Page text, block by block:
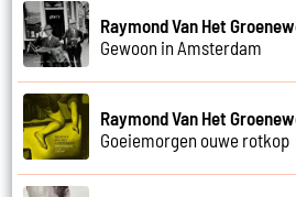
Raymond Van Het
Gewoon in Amsterdam
Raymond Van Het
Goeiemorgen ouwe rotkop